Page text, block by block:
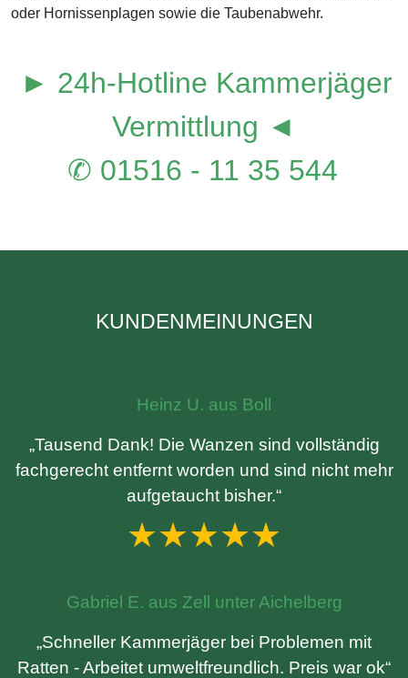
oder Hornissenplagen sowie die Taubenabwehr.
► 24h-Hotline Kammerjäger
Vermittlung ◄
✆ 01516 - 11 35 544
KUNDENMEINUNGEN
Heinz U. aus Boll
„Tausend Dank! Die Wanzen sind vollständig
fachgerecht entfernt worden und sind nicht mehr
aufgetaucht bisher.“
★★★★★
Gabriel E. aus Zell unter Aichelberg
„Schneller Kammerjäger bei Problemen mit
Ratten - Arbeitet umweltfreundlich. Preis war ok“